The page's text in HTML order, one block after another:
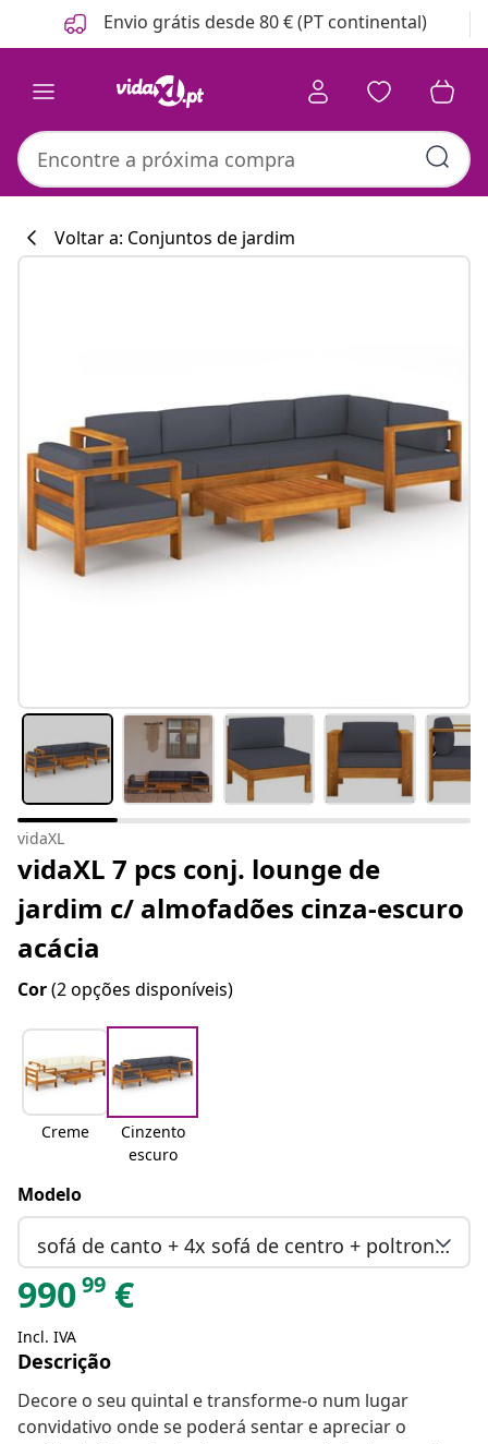
Anterior
Seguinte Envio grátis desde 80 € (PT continental)
Voltar a: Conjuntos de jardim
vidaXL
vidaXL 7 pcs conj. lounge de
jardim c/ almofadões cinza-escuro
acácia
Cor(2 opções disponíveis)
Creme
Cinzento
escuro
Modelo
sofá de canto + 4x sofá de centro + poltrona + mesa
99099 €
Incl. IVA
Descrição
Decore o seu quintal e transforme-o num lugar
convidativo onde se poderá sentar e apreciar o